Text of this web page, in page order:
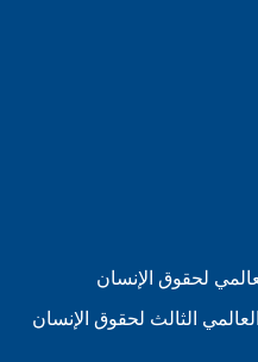
لحقوق الإنسان
الثالث لحقوق الإنسان